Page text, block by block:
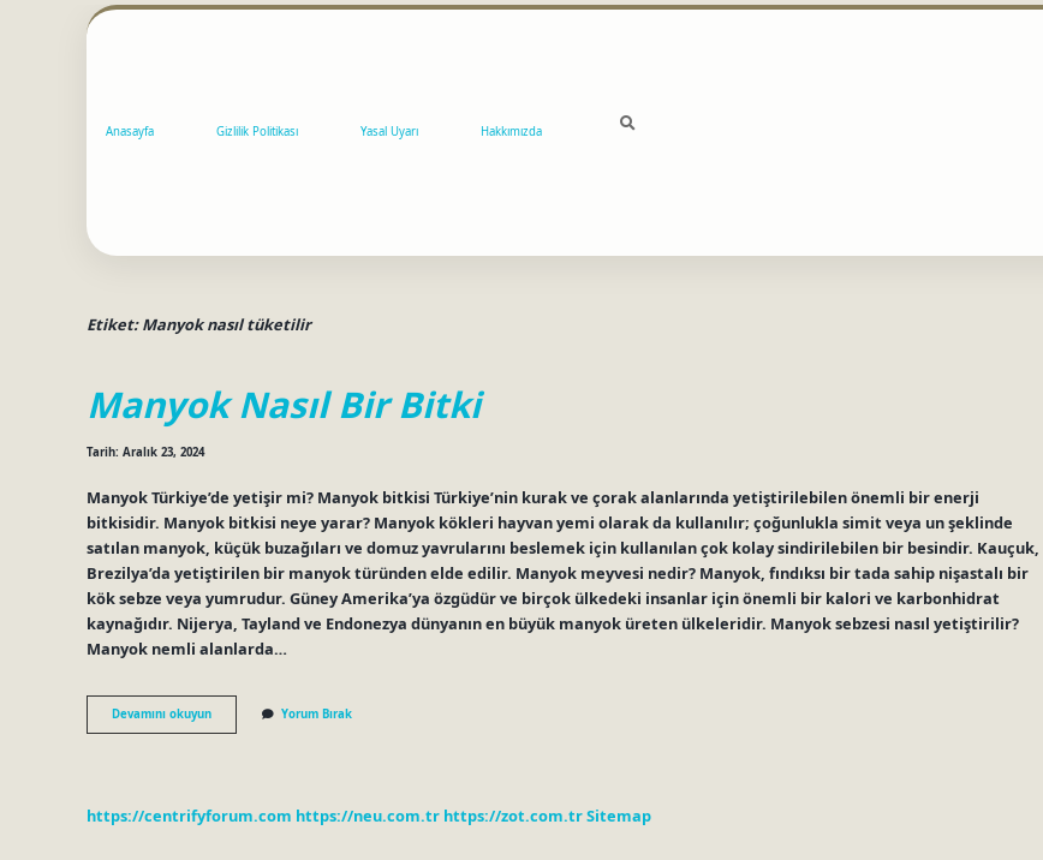
Anasayfa Gizlilik Politikası Yasal Uyarı Hakkımızda
Etiket:Manyok nasıl tüketilir
Manyok Nasıl Bir Bitki
Tarih: Aralık 23, 2024
Manyok Türkiye’de yetişir mi? Manyok bitkisi Türkiye’nin kurak ve çorak alanlarında yetiştirilebilen önemli bir enerji
bitkisidir. Manyok bitkisi neye yarar? Manyok kökleri hayvan yemi olarak da kullanılır; çoğunlukla simit veya un şeklinde
satılan manyok, küçük buzağıları ve domuz yavrularını beslemek için kullanılan çok kolay sindirilebilen bir besindir. Kauçuk,
Brezilya’da yetiştirilen bir manyok türünden elde edilir. Manyok meyvesi nedir? Manyok, fındıksı bir tada sahip nişastalı bir
kök sebze veya yumrudur. Güney Amerika’ya özgüdür ve birçok ülkedeki insanlar için önemli bir kalori ve karbonhidrat
kaynağıdır. Nijerya, Tayland ve Endonezya dünyanın en büyük manyok üreten ülkeleridir. Manyok sebzesi nasıl yetiştirilir?
Manyok nemli alanlarda…
Devamını okuyunManyok
Nasıl
Yorum Bırak
https://centrifyforum.com https://neu.com.tr https://zot.com.trSitemap